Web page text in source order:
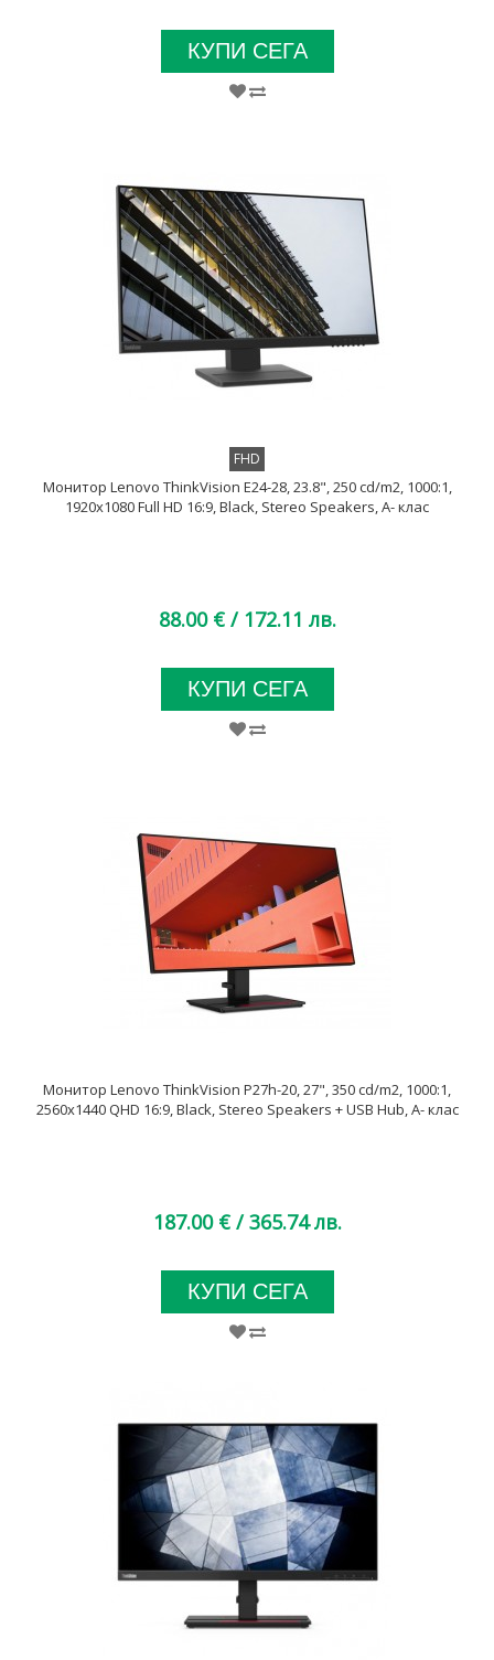
КУПИ СЕГА
FHD
Монитор Lenovo ThinkVision E24-28, 23.8", 250 cd/m2, 1000:1,
1920x1080 Full HD 16:9, Black, Stereo Speakers, A- клас
88.00 € / 172.11 лв.
КУПИ СЕГА
Монитор Lenovo ThinkVision P27h-20, 27", 350 cd/m2, 1000:1,
2560x1440 QHD 16:9, Black, Stereo Speakers + USB Hub, A- клас
187.00 € / 365.74 лв.
КУПИ СЕГА